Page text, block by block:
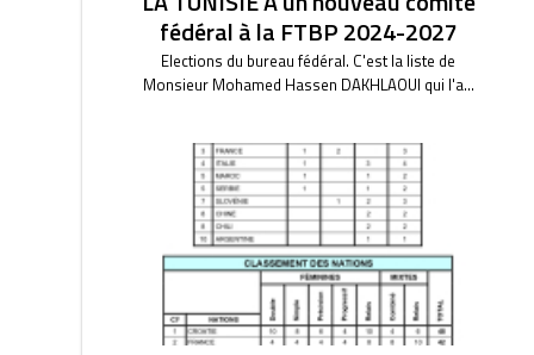
fédéral à la FTBP 2024-2027
Elections du bureau fédéral. C'est la liste de
Monsieur Mohamed Hassen DAKHLAOUI qui l'a...